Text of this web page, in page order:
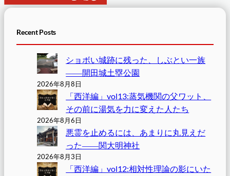
Recent Posts
ショボい城跡に残った、しぶとい一族
――開田城土塁公園
2026年8月8日
「西洋編」vol13:蒸気機関の父ワット、
その前に湯気を力に変えた人たち
2026年8月6日
悪霊を止めるには、あまりに丸見えだ
った――関大明神社
2026年8月3日
「西洋編」vol12:相対性理論の影にいた